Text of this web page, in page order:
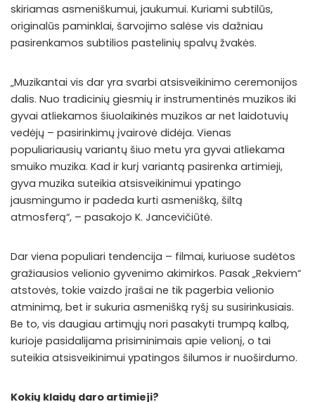
skiriamas asmeniškumui, jaukumui. Kuriami subtilūs,
originalūs paminklai, šarvojimo salėse vis dažniau
pasirenkamos subtilios pastelinių spalvų žvakės.
„Muzikantai vis dar yra svarbi atsisveikinimo ceremonijos
dalis. Nuo tradicinių giesmių ir instrumentinės muzikos iki
gyvai atliekamos šiuolaikinės muzikos ar net laidotuvių
vedėjų – pasirinkimų įvairovė didėja. Vienas
populiariausių variantų šiuo metu yra gyvai atliekama
smuiko muzika. Kad ir kurį variantą pasirenka artimieji,
gyva muzika suteikia atsisveikinimui ypatingo
jausmingumo ir padeda kurti asmenišką, šiltą
atmosferą“, – pasakojo K. Jancevičiūtė.
Dar viena populiari tendencija – filmai, kuriuose sudėtos
gražiausios velionio gyvenimo akimirkos. Pasak „Rekviem“
atstovės, tokie vaizdo įrašai ne tik pagerbia velionio
atminimą, bet ir sukuria asmenišką ryšį su susirinkusiais.
Be to, vis daugiau artimųjų nori pasakyti trumpą kalbą,
kurioje pasidalijama prisiminimais apie velionį, o tai
suteikia atsisveikinimui ypatingos šilumos ir nuoširdumo.
Kokių klaidų daro artimieji?